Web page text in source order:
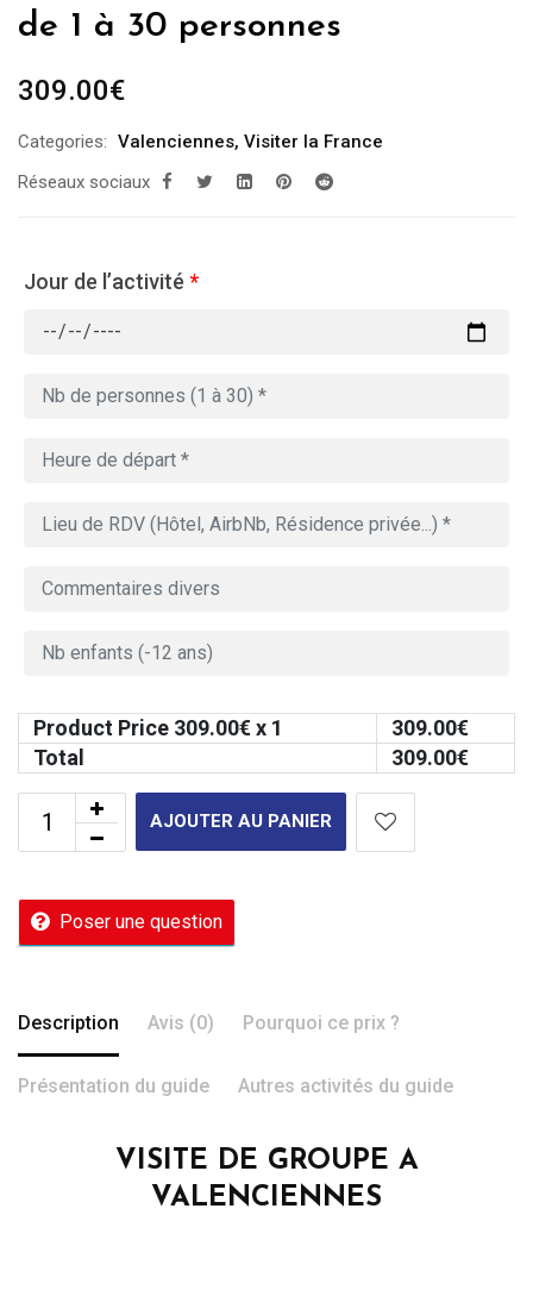
de 1 à 30 personnes
309.00€
Categories: Valenciennes, Visiter la France
Réseaux sociaux
Jour de l’activité *
Product Price 309.00€ x 1 309.00€
Total
309.00€
AJOUTER AU PANIER
Poser une question
Description Avis (0) Pourquoi ce prix ?
Présentation du guide Autres activités du guide
VISITE DE GROUPE A
VALENCIENNES